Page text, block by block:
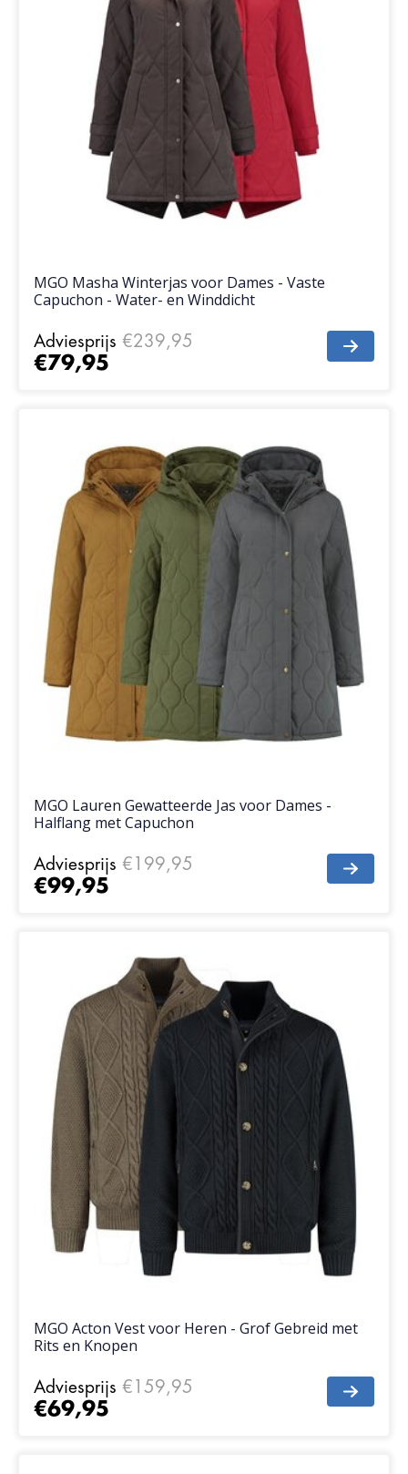
MGO Masha Winterjas voor Dames - Vaste
Capuchon - Water- en Winddicht
Adviesprijs €239,95
€79,95
MGO Lauren Gewatteerde Jas voor Dames -
Halflang met Capuchon
Adviesprijs €199,95
€99,95
MGO Acton Vest voor Heren - Grof Gebreid met
Rits en Knopen
Adviesprijs €159,95
€69,95